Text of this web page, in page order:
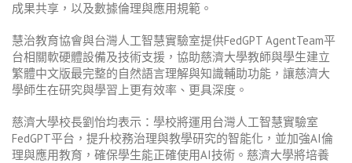
成果共享，以及數據倫理與應用規範。
慧治教育協會與台灣人工智慧實驗室提供FedGPT AgentTeam平
台相關軟硬體設備及技術支援，協助慈濟大學教師與學生建立
繁體中文版最完整的自然語言理解與知識輔助功能，讓慈濟大
學師生在研究與學習上更有效率、更具深度。
慈濟大學校長劉怡均表示：學校將運用台灣人工智慧實驗室
FedGPT平台，提升校務治理與教學研究的智能化，並加強AI倫
理與應用教育，確保學生能正確使用AI技術。慈濟大學將培養